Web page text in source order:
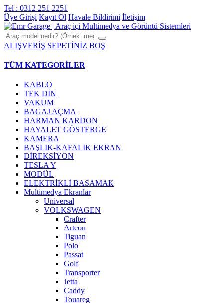
Tel : 0312 251 2251
Üye Girişi Kayıt Ol Havale Bildirimi İletişim
ALIŞVERİŞ SEPETİNİZ BOŞ
TÜM KATEGORİLER
KABLO
TEK DİN
VAKUM
BAGAJ AÇMA
HARMAN KARDON
HAYALET GÖSTERGE
KAMERA
BAŞLIK-KAFALIK EKRAN
DİREKSİYON
TESLA Y
MODÜL
ELEKTRİKLİ BASAMAK
Multimedya Ekranlar
Universal
VOLKSWAGEN
Crafter
Arteon
Tiguan
Polo
Passat
Golf
Transporter
Jetta
Caddy
Touareg